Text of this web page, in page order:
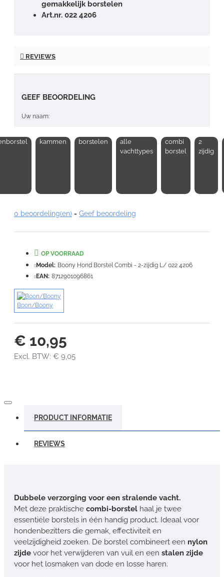
gemakkelijk borstelen
Art.nr. 022 4206
REVIEWS
GEEF BEOORDELING
Uw naam:
Note:HTML-code wordt niet vertaald!
VERDER
kammen borstelen
alle
vachttypes
combi
borstel
2
zijdig
0 beoordeling(en) - Geef beoordeling
€ 10,95
Excl. BTW: € 9,05
OP VOORRAAD
Model: Boony Hond Borstel Combi - 2-zijdig L/ 022 4206
EAN: 8712901096861
Boon/Boony
PRODUCT INFORMATIE
REVIEWS
Dubbele verzorging voor een stralende vacht.
Met deze praktische combi-borstel haal je twee
essentiële borstels in één handig product. Ideaal voor
hondenbezitters die gemak, effectiviteit en
veelzijdigheid zoeken. De borstel combineert een nylon
zijde voor het verwijderen van vuil en een stalen zijde
voor het losmaken van dode en losse haren.